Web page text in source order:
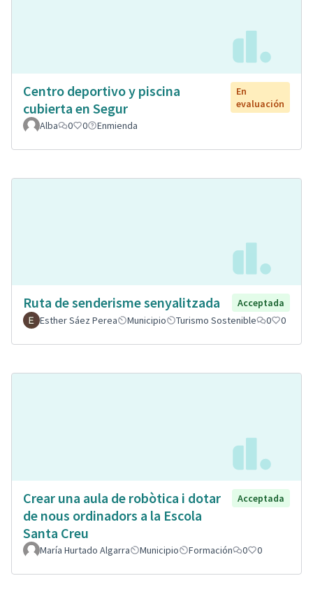
Centro deportivo y piscina
cubierta en Segur
En
evaluación
Alba
0 0 Enmienda
Ruta de senderisme senyalitzada
Acceptada
Esther Sáez Perea
Municipio Turismo Sostenible 0 0
Crear una aula de robòtica i dotar
de nous ordinadors a la Escola
Santa Creu
Acceptada
María Hurtado Algarra Municipio Formación 0 0